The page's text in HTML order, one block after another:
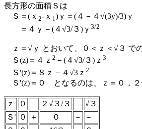
長方形の面積Ｓは
Ｓ＝(ｘ 2-ｘ 1)ｙ＝(４－４√(3y)/3)ｙ
＝４ｙ－(４√3/３)ｙ 3/2
ｚ＝√ｙ とおいて、０＜ｚ＜√３ で
Ｓ(z)＝４ｚ 2 －(４√3/３)ｚ 3
Ｓ'(z)＝８ｚ－４√3ｚ 2
Ｓ'(z)＝０ となるのは、ｚ＝０，２
ｚ ０ ２√３/３
√３
Ｓ' ０ ＋ ０ －
－